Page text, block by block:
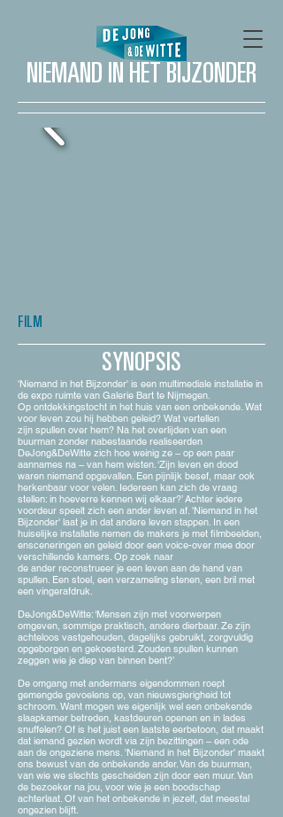
NIEMAND IN HET BIJZONDER
FILM
'Niemand in het Bijzonder' is een multimediale installatie in
de expo ruimte van Galerie Bart te Nijmegen.
Op ontdekkingstocht in het huis van een onbekende. Wat
voor leven zou hij hebben geleid? Wat vertellen
zijn spullen over hem? Na het overlijden van een
buurman zonder nabestaande realiseerden
DeJong&DeWitte zich hoe weinig ze – op een paar
aannames na – van hem wisten. ‘Zijn leven en dood
waren niemand opgevallen. Een pijnlijk besef, maar ook
herkenbaar voor velen. Iedereen kan zich de vraag
stellen: in hoeverre kennen wij elkaar?’Achter iedere
voordeur speelt zich een ander leven af. 'Niemand in het
Bijzonder' laat je in dat andere leven stappen. In een
huiselijke installatie nemen de makers je met filmbeelden,
ensceneringen en geleid door een voice-over mee door
verschillende kamers. Op zoek naar
de ander reconstrueer je een leven aan de hand van
spullen. Een stoel, een verzameling stenen, een bril met
een vingerafdruk.
DeJong&DeWitte: ‘Mensen zijn met voorwerpen
omgeven, sommige praktisch, andere dierbaar. Ze zijn
achteloos vastgehouden, dagelijks gebruikt, zorgvuldig
opgeborgen en gekoesterd. Zouden spullen kunnen
zeggen wie je diep van binnen bent?’
De omgang met andermans eigendommen roept
gemengde gevoelens op, van nieuwsgierigheid tot
schroom. Want mogen we eigenlijk wel een onbekende
slaapkamer betreden, kastdeuren openen en in lades
snuffelen? Of is het juist een laatste eerbetoon, dat maakt
dat iemand gezien wordt via zijn bezittingen – een ode
aan de ongeziene mens. 'Niemand in het Bijzonder' maakt
ons bewust van de onbekende ander. Van de buurman,
van wie we slechts gescheiden zijn door een muur. Van
de bezoeker na jou, voor wie je een boodschap
achterlaat. Of van het onbekende in jezelf, dat meestal
ongezien blijft.
SYNOPSIS